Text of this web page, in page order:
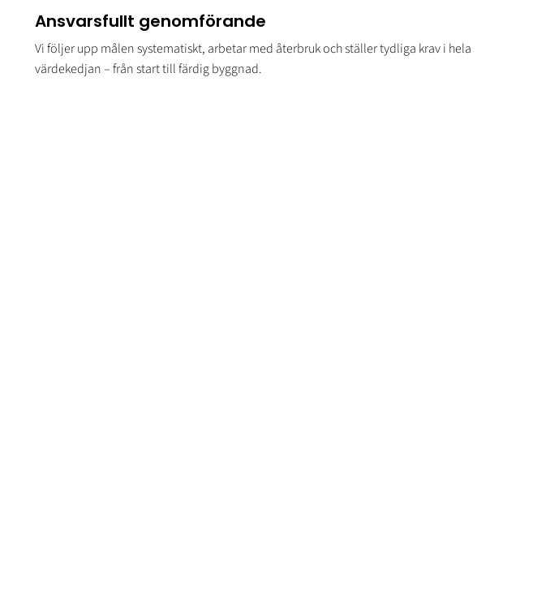
Ansvarsfullt genomförande
Vi följer upp målen systematiskt, arbetar med återbruk och ställer tydliga krav i hela
värdekedjan – från start till färdig byggnad.